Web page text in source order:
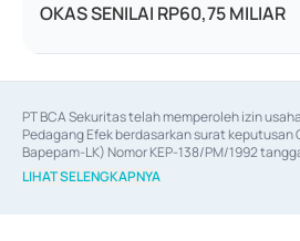
OKAS SENILAI RP60,75 MILIAR
PT BCA Sekuritas telah memperoleh izin
Pedagang Efek berdasarkan surat
Bapepam-LK) Nomor KEP-138/PM/1992
06/D.04/2014 tanggal 28 Februari 2014, izin
Efek berdasarkan surat keputusan Otoritas
LIHAT SELENGKAPNYA